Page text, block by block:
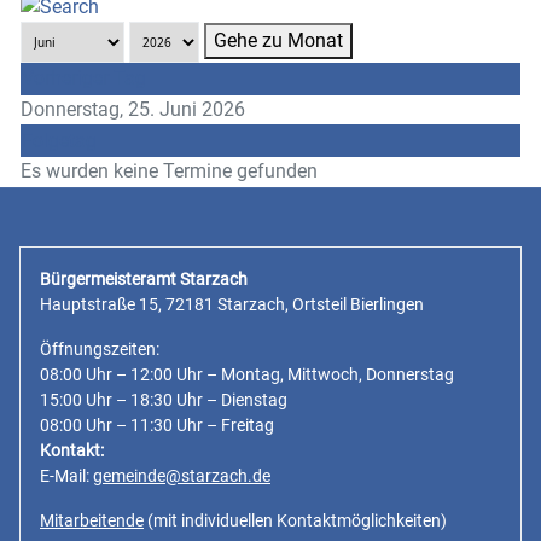
Gehe zu Monat
Donnerstag, 25. Juni 2026
Es wurden keine Termine gefunden
Bürgermeisteramt Starzach
Hauptstraße 15, 72181 Starzach, Ortsteil Bierlingen
Öffnungszeiten:
08:00 Uhr – 12:00 Uhr – Montag, Mittwoch, Donnerstag
15:00 Uhr – 18:30 Uhr – Dienstag
08:00 Uhr – 11:30 Uhr – Freitag
Kontakt:
E-Mail:gemeinde@starzach.de
Mitarbeitende (mit individuellen Kontaktmöglichkeiten)